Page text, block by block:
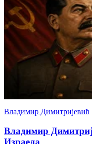
Владимир Димитријевић
Владимир
Израела